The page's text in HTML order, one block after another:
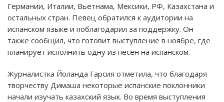
Германии, Италии, Вьетнама, Мексики, РФ, Казахстана и
остальных стран. Певец обратился к аудитории на
испанском языке и поблагодарил за поддержку. Он
также сообщил, что готовит выступление в ноябре, где
планирует исполнить одну из песен на испанском.
Журналистка Йоланда Гарсия отметила, что благодаря
творчеству Димаша некоторые испанские поклонники
начали изучать казахский язык. Во время выступления